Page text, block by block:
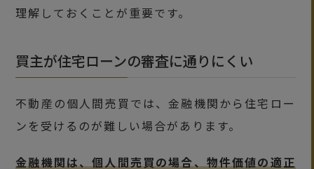
理解しておくことが重要です。
買主が住宅ローンの審査に通りにくい
不動産の個人間売買では、金融機関から住宅ロー
ンを受けるのが難しい場合があります。
金融機関は、個人間売買の場合、物件価値の適正